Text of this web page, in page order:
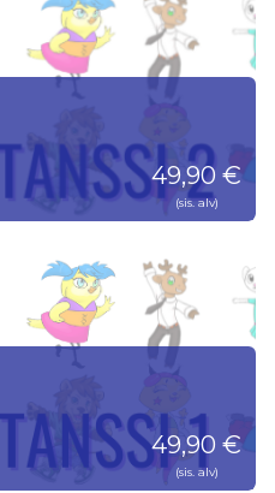
49,90 €
(sis. alv)
49,90 €
(sis. alv)